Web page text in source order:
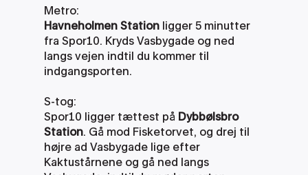
Metro:
Havneholmen Station ligger 5 minutter
fra Spor10. Kryds Vasbygade og ned
langs vejen indtil du kommer til
indgangsporten.
S-tog:
Spor10 ligger tættest på Dybbølsbro
Station. Gå mod Fisketorvet, og drej til
højre ad Vasbygade lige efter
Kaktustårnene og gå ned langs